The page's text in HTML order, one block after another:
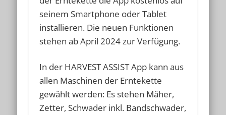
seinem Smartphone oder Tablet
installieren. Die neuen Funktionen
stehen ab April 2024 zur Verfügung.
In der HARVEST ASSIST App kann aus
allen Maschinen der Erntekette
gewählt werden: Es stehen Mäher,
Zetter, Schwader inkl. Bandschwader,